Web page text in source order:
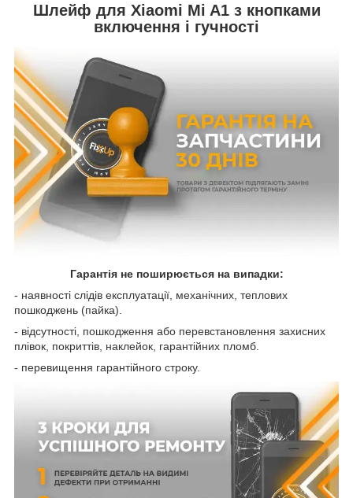
Шлейф для Xiaomi Mi A1 з кнопками
включення і гучності
Гарантія не поширюється на випадки:
- наявності слідів експлуатації, механічних, теплових
пошкоджень (пайка).
- відсутності, пошкодження або перевстановлення захисних
плівок, покриттів, наклейок, гарантійних пломб.
- перевищення гарантійного строку.